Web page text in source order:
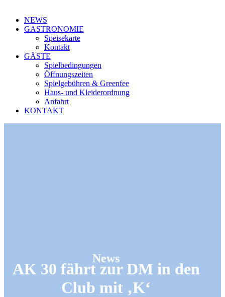
NEWS
GASTRONOMIE
Speisekarte
Kontakt
GÄSTE
Spielbedingungen
Öffnungszeiten
Spielgebühren & Greenfee
Haus- und Kleiderordnung
Anfahrt
KONTAKT
News
AK 30 fährt zur DM in den
Club mit ‚K‘